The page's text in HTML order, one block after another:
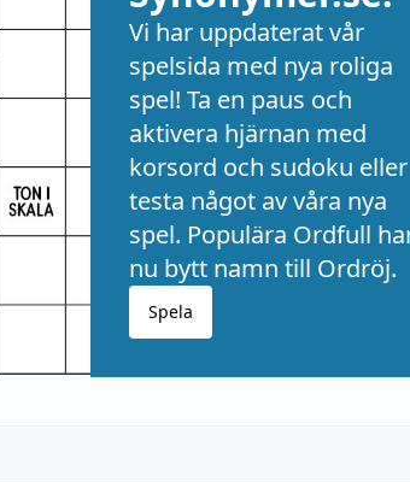
Vi har uppdaterat vår
spelsida med nya roliga
spel! Ta en paus och
aktivera hjärnan med
korsord och sudoku eller
testa något av våra nya
spel. Populära Ordfull
nu bytt namn till Ordröj.
Spela